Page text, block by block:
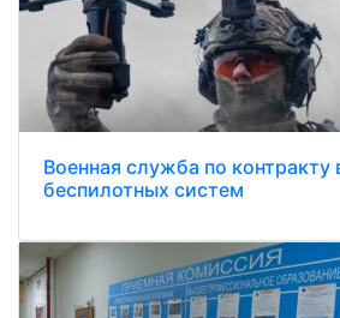
Военная служба по контракту
беспилотных систем